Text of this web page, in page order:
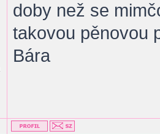
doby než se
takovou pěnovou
Bára